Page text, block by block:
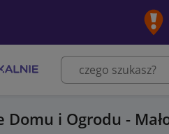
Domu i Ogrodu -